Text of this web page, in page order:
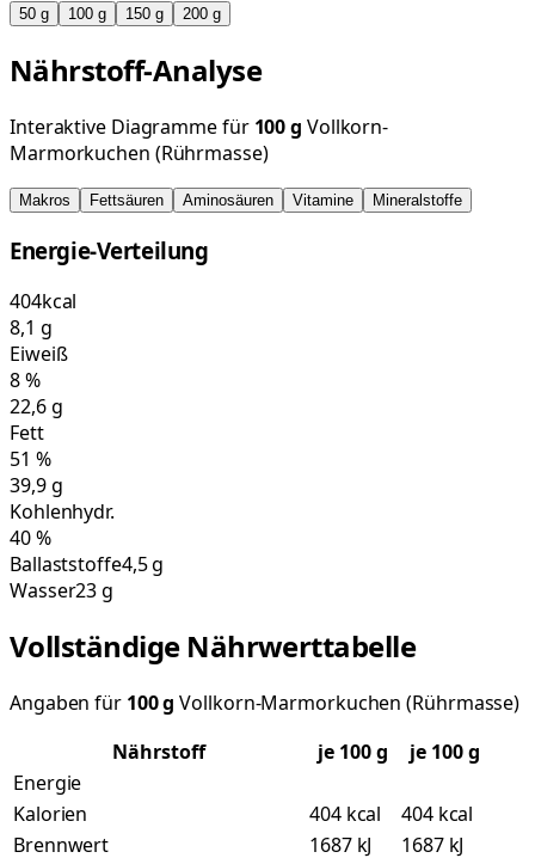
50 g 100 g 150 g 200 g
Nährstoff-Analyse
Interaktive Diagramme für 100g Vollkorn-
Marmorkuchen (Rührmasse)
Makros Fettsäuren Aminosäuren Vitamine Mineralstoffe
Energie-Verteilung
404kcal
8,1 g
Eiweiß
8%
22,6g
Fett
51 %
39,9g
Kohlenhydr.
40%
Ballaststoffe4,5 g
Wasser23 g
Vollständige Nährwerttabelle
Angaben für 100g Vollkorn-Marmorkuchen (Rührmasse)
Nährstoff
je 100g
je 100 g
Energie
Kalorien
404 kcal
404 kcal
Brennwert
1687 kJ 1687 kJ